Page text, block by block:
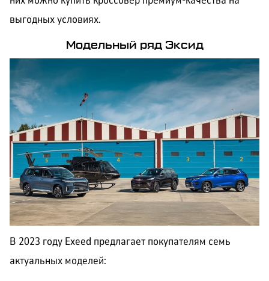
выгодных условиях.
Модельный ряд Эксид
В 2023 году Exeed предлагает покупателям семь
актуальных моделей: